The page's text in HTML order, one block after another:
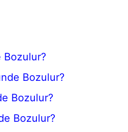
Bozulur?
Bozulur?
Bozulur?
Bozulur?